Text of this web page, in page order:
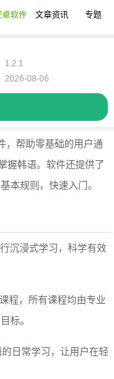
卓软件 文章资讯 专题
1.2.1
2026-08-06
，帮助零基础的用户通
握韩语。软件还提供了
本规则，快速入门。
沉浸式学习，科学有效
程，所有课程均由专业
标。
日常学习，让用户在轻